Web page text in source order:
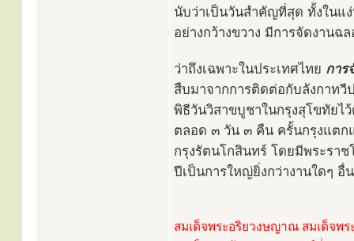
นับว่าเป็นวันสำคัญที่สุด ทั้งในแ
อย่างกว้างขวาง มีการจัดงาน
ว่าถึงเฉพาะในประเทศไทย การ
สืบมาจากการติดต่อกับลังกาทวี
พิธีวันวิสาขบูชาในกรุงสุโขทัยไ
ตลอด ๓ วัน ๓ คืน ครั้นกรุงแตก
กรุงรัตนโกสินทร์ โดยมีพระรา
ปีเป็นการใหญ่ยิ่งกว่างานใดๆ อื่
สมเด็จพระอริยวงษญาณ สมเด็จพ